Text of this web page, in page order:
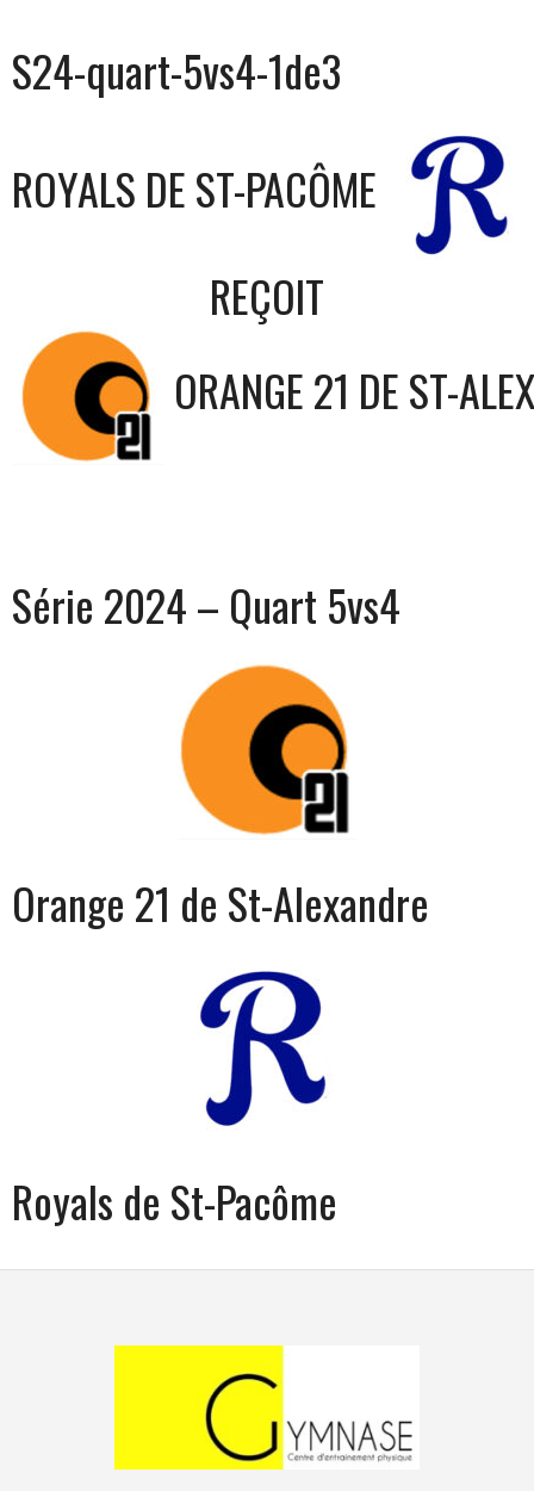
S24-quart-5vs4-1de3
ROYALS DE ST-PACÔME
REÇOIT
ORANGE 21 DE ST-
Série 2024 – Quart 5vs4
Orange 21 de St-Alexandre
Royals de St-Pacôme